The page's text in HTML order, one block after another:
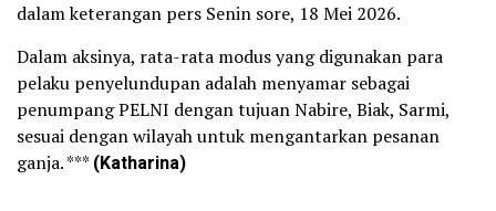
dalam keterangan pers Senin sore, 18 Mei 2026.
Dalam aksinya, rata-rata modus yang digunakan para
pelaku penyelundupan adalah menyamar sebagai
penumpang PELNI dengan tujuan Nabire, Biak, Sarmi,
sesuai dengan wilayah untuk mengantarkan pesanan
ganja. *** (Katharina)